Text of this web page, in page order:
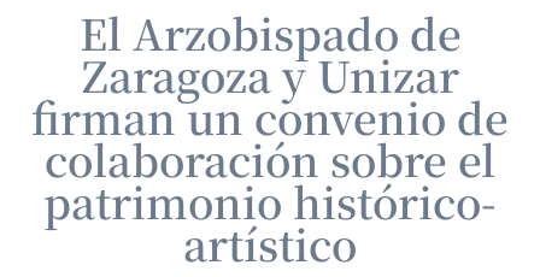
El Arzobispado de
Zaragoza y Unizar
firman un convenio de
colaboración sobre el
patrimonio histórico-
artístico